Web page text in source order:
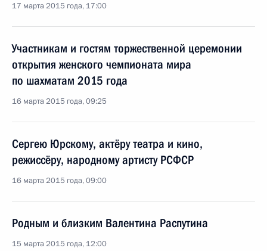
17 марта 2015 года, 17:00
Участникам и гостям торжественной церемонии
открытия женского чемпионата мира
по шахматам 2015 года
16 марта 2015 года, 09:25
Сергею Юрскому, актёру театра и кино,
режиссёру, народному артисту РСФСР
16 марта 2015 года, 09:00
Родным и близким Валентина Распутина
15 марта 2015 года, 12:00